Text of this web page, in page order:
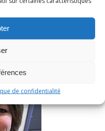
de confidentialité